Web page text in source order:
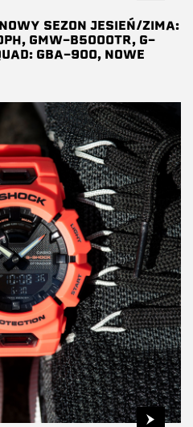
SEZON JESIEŃ/ZIMA:
GMW-B5000TR, G-
GBA-900, NOWE